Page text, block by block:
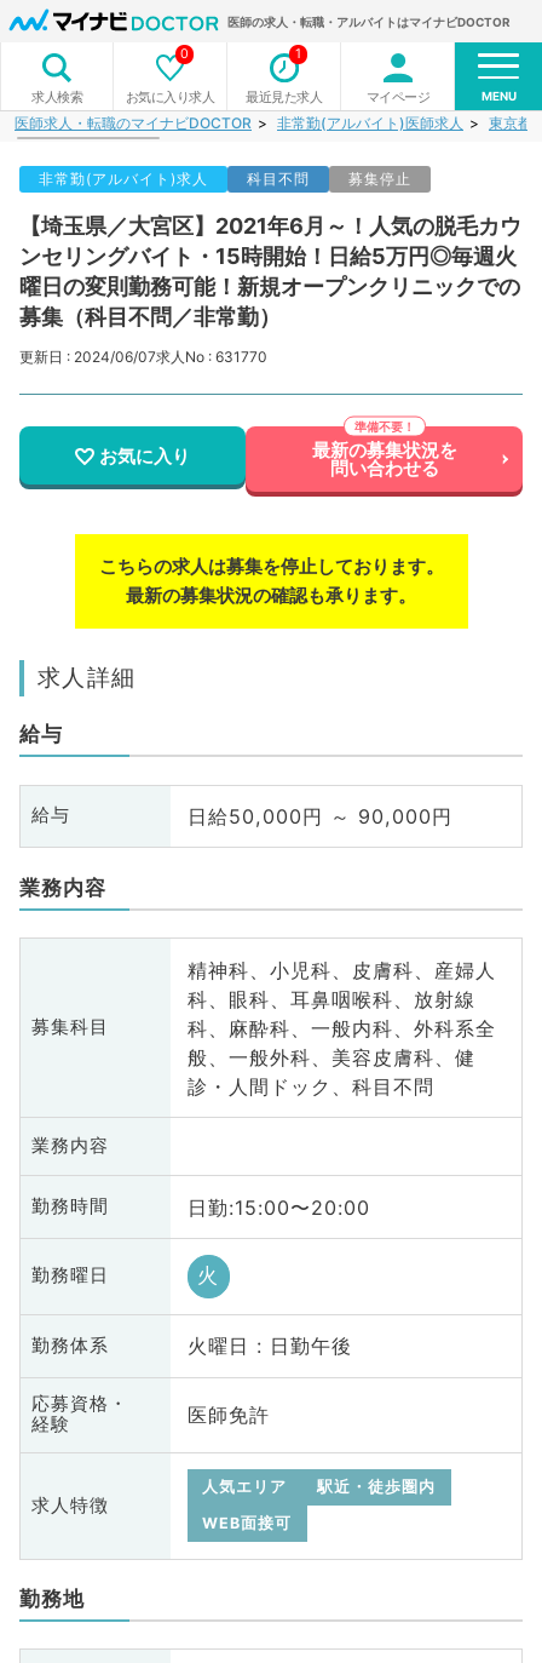
医師の求人・転職・アルバイトはマイナビDOCTOR
求人検索 お気に入り求人
0
最近見た求人
1
マイページ MENU
医師求人・転職のマイナビDOCTOR 非常勤(アルバイト)医師求人 東京都
非常勤(アルバイト)求人 科目不問 募集停止
【埼玉県／大宮区】2021年6月～！人気の脱毛カウ
ンセリングバイト・15時開始！日給5万円◎毎週火
曜日の変則勤務可能！新規オープンクリニックでの
募集（科目不問／非常勤）
更新日 : 2024/06/07求人No : 631770
お気に入り 最新の募集状況を
問い合わせる
こちらの求人は募集を停止しております。
最新の募集状況の確認も承ります。
求人詳細
給与
給与 日給50,000円 ～ 90,000円
業務内容
募集科目
精神科、小児科、皮膚科、産婦人
科、眼科、耳鼻咽喉科、放射線
科、麻酔科、一般内科、外科系全
般、一般外科、美容皮膚科、健
診・人間ドック、科目不問
業務内容
勤務時間 日勤:15:00〜20:00
勤務曜日 火
勤務体系 火曜日 : 日勤午後
応募資格・
経験
医師免許
求人特徴
人気エリア
駅近・徒歩圏内
WEB面接可
勤務地